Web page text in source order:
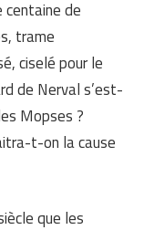
centaine de
trame
ciselé pour le
de Nerval s’est-
Mopses ?
t-on la cause
que les